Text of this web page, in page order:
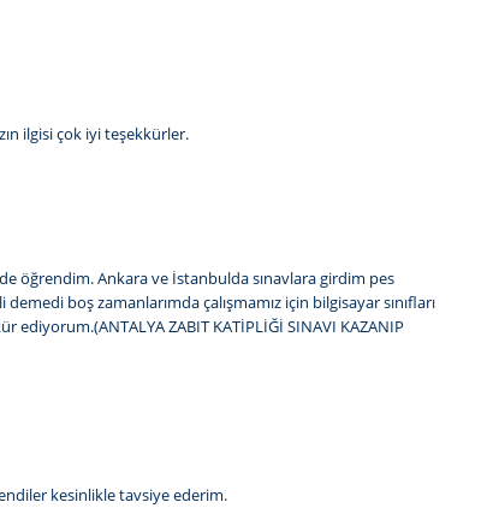
ilgisi çok iyi teşekkürler.
öğrendim. Ankara ve İstanbulda sınavlara girdim pes
boş zamanlarımda çalışmamız için bilgisayar sınıfları
ZABIT KATİPLİĞİ SINAVI KAZANIP
kesinlikle tavsiye ederim.